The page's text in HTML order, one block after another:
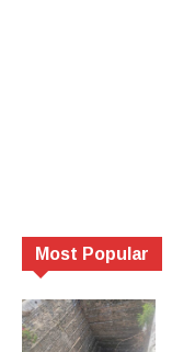
Most Popular